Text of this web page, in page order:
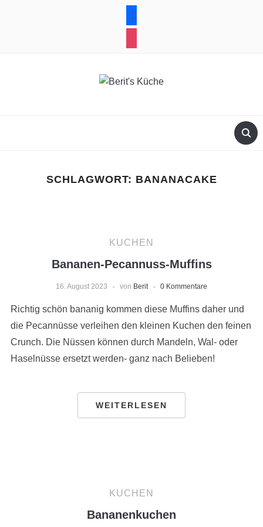
SCHLAGWORT: BANANACAKE
KUCHEN
Bananen-Pecannuss-Muffins
16. August 2023 von Berit 0 Kommentare
Richtig schön bananig kommen diese Muffins daher und
die Pecannüsse verleihen den kleinen Kuchen den feinen
Crunch. Die Nüssen können durch Mandeln, Wal- oder
Haselnüsse ersetzt werden- ganz nach Belieben!
WEITERLESEN
KUCHEN
Bananenkuchen